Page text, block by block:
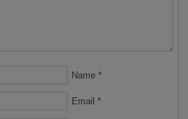
Name *
Email *